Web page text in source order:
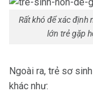
Rất khó để xác định
lớn trẻ gặp
Ngoài ra, trẻ sơ
khác như: